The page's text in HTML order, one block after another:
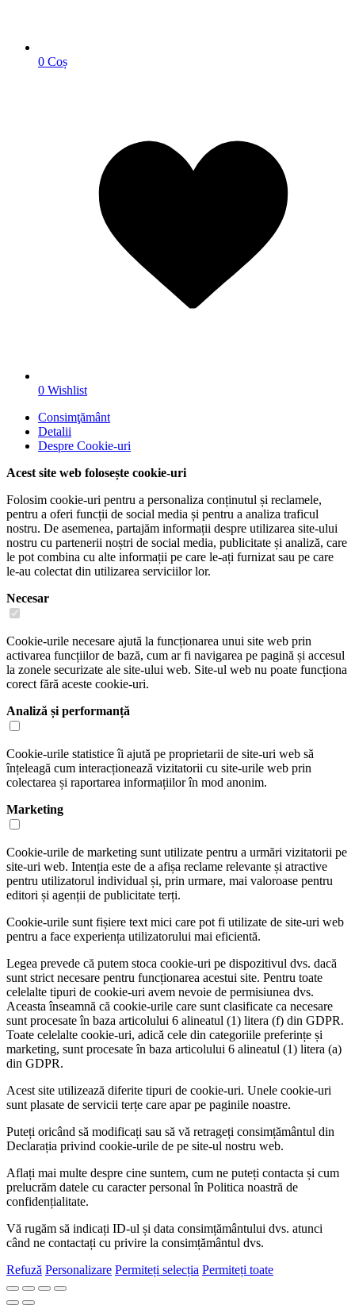
0 Coș
0 Wishlist
Consimţământ
Detalii
Despre Cookie-uri
Acest site web folosește cookie-uri
Folosim cookie-uri pentru a personaliza conținutul și reclamele,
pentru a oferi funcții de social media și pentru a analiza traficul
nostru. De asemenea, partajăm informații despre utilizarea site-ului
nostru cu partenerii noștri de social media, publicitate și analiză, care
le pot combina cu alte informații pe care le-ați furnizat sau pe care
le-au colectat din utilizarea serviciilor lor.
Necesar
Cookie-urile necesare ajută la funcționarea unui site web prin
activarea funcțiilor de bază, cum ar fi navigarea pe pagină și accesul
la zonele securizate ale site-ului web. Site-ul web nu poate funcționa
corect fără aceste cookie-uri.
Analiză și performanță
Cookie-urile statistice îi ajută pe proprietarii de site-uri web să
înțeleagă cum interacționează vizitatorii cu site-urile web prin
colectarea și raportarea informațiilor în mod anonim.
Marketing
Cookie-urile de marketing sunt utilizate pentru a urmări vizitatorii pe
site-uri web. Intenția este de a afișa reclame relevante și atractive
pentru utilizatorul individual și, prin urmare, mai valoroase pentru
editori și agenții de publicitate terți.
Cookie-urile sunt fișiere text mici care pot fi utilizate de site-uri web
pentru a face experiența utilizatorului mai eficientă.
Legea prevede că putem stoca cookie-uri pe dispozitivul dvs. dacă
sunt strict necesare pentru funcționarea acestui site. Pentru toate
celelalte tipuri de cookie-uri avem nevoie de permisiunea dvs.
Aceasta înseamnă că cookie-urile care sunt clasificate ca necesare
sunt procesate în baza articolului 6 alineatul (1) litera (f) din GDPR.
Toate celelalte cookie-uri, adică cele din categoriile preferințe și
marketing, sunt procesate în baza articolului 6 alineatul (1) litera (a)
din GDPR.
Acest site utilizează diferite tipuri de cookie-uri. Unele cookie-uri
sunt plasate de servicii terțe care apar pe paginile noastre.
Puteți oricând să modificați sau să vă retrageți consimțământul din
Declarația privind cookie-urile de pe site-ul nostru web.
Aflați mai multe despre cine suntem, cum ne puteți contacta și cum
prelucrăm datele cu caracter personal în Politica noastră de
confidențialitate.
Vă rugăm să indicați ID-ul și data consimțământului dvs. atunci
când ne contactați cu privire la consimțământul dvs.
Refuză Personalizare Permiteți selecția Permiteți toate